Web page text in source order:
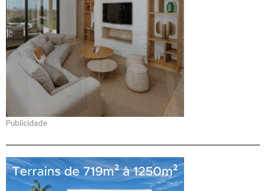
Publicidade